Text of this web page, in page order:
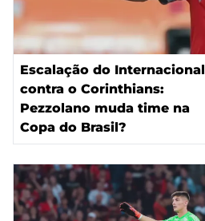
Escalação do Internacional
contra o Corinthians:
Pezzolano muda time na
Copa do Brasil?